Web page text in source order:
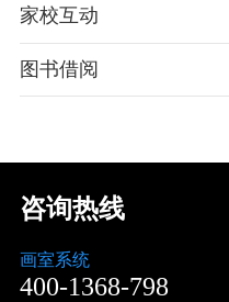
家校互动
图书借阅
咨询热线
画室系统
400-1368-798